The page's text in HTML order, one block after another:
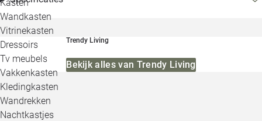
Kasten
Wandkasten
Vitrinekasten
Dressoirs
Tv meubels
Vakkenkasten
Kledingkasten
Wandrekken
Nachtkastjes
Trendy Living
Bekijk alles van Trendy Living